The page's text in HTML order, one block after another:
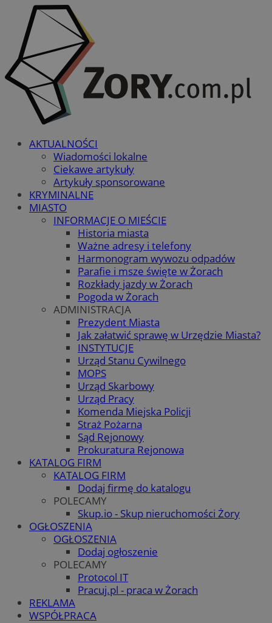
AKTUALNOŚCI
Wiadomości lokalne
Ciekawe artykuły
Artykuły sponsorowane
KRYMINALNE
MIASTO
INFORMACJE O MIEŚCIE
Historia miasta
Ważne adresy i telefony
Harmonogram wywozu odpadów
Parafie i msze święte w Żorach
Rozkłady jazdy w Żorach
Pogoda w Żorach
ADMINISTRACJA
Prezydent Miasta
Jak załatwić sprawę w Urzędzie Miasta?
INSTYTUCJE
Urząd Stanu Cywilnego
MOPS
Urząd Skarbowy
Urząd Pracy
Komenda Miejska Policji
Straż Pożarna
Sąd Rejonowy
Prokuratura Rejonowa
KATALOG FIRM
KATALOG FIRM
Dodaj firmę do katalogu
POLECAMY
Skup.io - Skup nieruchomości Żory
OGŁOSZENIA
OGŁOSZENIA
Dodaj ogłoszenie
POLECAMY
Protocol IT
Pracuj.pl - praca w Żorach
REKLAMA
WSPÓŁPRACA